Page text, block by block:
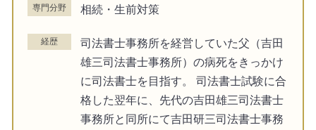
専門分野 相続・生前対策
経歴
司法書士事務所を経営していた父（吉田
雄三司法書士事務所）の病死をきっかけ
に司法書士を目指す。 司法書士試験に合
格した翌年に、先代の吉田雄三司法書士
事務所と同所にて吉田研三司法書士事務